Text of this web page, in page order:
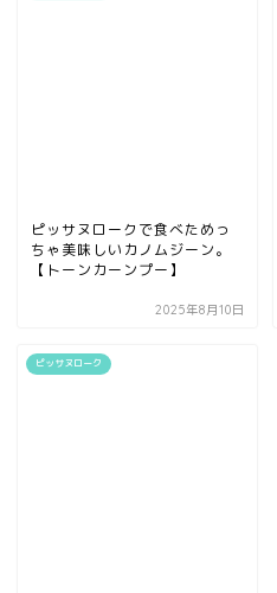
ピッサヌロークで食べためっ
ちゃ美味しいカノムジーン。
【トーンカーンプー】
2025年8月10日
ピッサヌローク